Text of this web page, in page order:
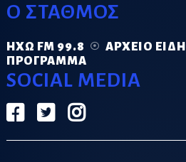
Ο ΣΤΑΘΜΟΣ
ΗΧΏ FM 99.8
ΑΡΧΕΊΟ
ΠΡΌΓΡΑΜΜΑ
SOCIAL MEDIA